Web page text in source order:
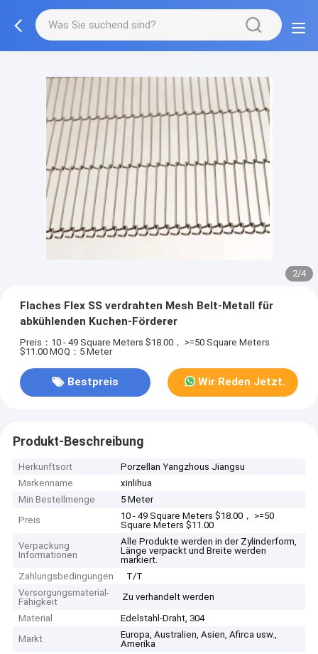
2/4
Flaches Flex SS verdrahten Mesh Belt-Metall für
abkühlenden Kuchen-Förderer
Preis：10 - 49 Square Meters $18.00， >=50 Square Meters
$11.00 MOQ：5 Meter
Bestpreis Wir Reden Jetzt.
Produkt-Beschreibung
Herkunftsort
Porzellan Yangzhous Jiangsu
Markenname
xinlihua
Min Bestellmenge
5 Meter
Preis
10 - 49 Square Meters $18.00， >=50
Square Meters $11.00
Verpackung
Informationen
Alle Produkte werden in der Zylinderform,
Länge verpackt und Breite werden
markiert.
Zahlungsbedingungen
T/T
Versorgungsmaterial-
Fähigkeit
Zu verhandelt werden
Material
Edelstahl-Draht, 304
Markt
Europa, Australien, Asien, Afirca usw.,
Amerika